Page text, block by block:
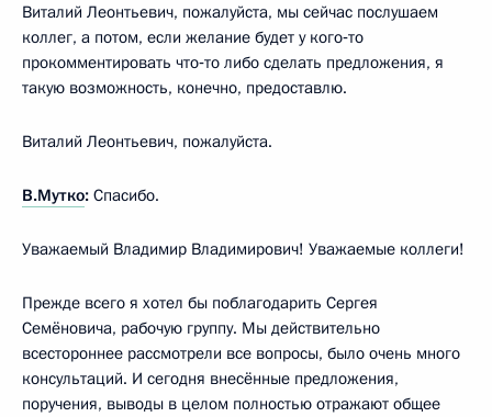
Виталий Леонтьевич, пожалуйста, мы сейчас послушаем
коллег, а потом, если желание будет у кого‑то
прокомментировать что‑то либо сделать предложения, я
такую возможность, конечно, предоставлю.
Виталий Леонтьевич, пожалуйста.
В.Мутко: Спасибо.
Уважаемый Владимир Владимирович! Уважаемые коллеги!
Прежде всего я хотел бы поблагодарить Сергея
Семёновича, рабочую группу. Мы действительно
всестороннее рассмотрели все вопросы, было очень много
консультаций. И сегодня внесённые предложения,
поручения, выводы в целом полностью отражают общее